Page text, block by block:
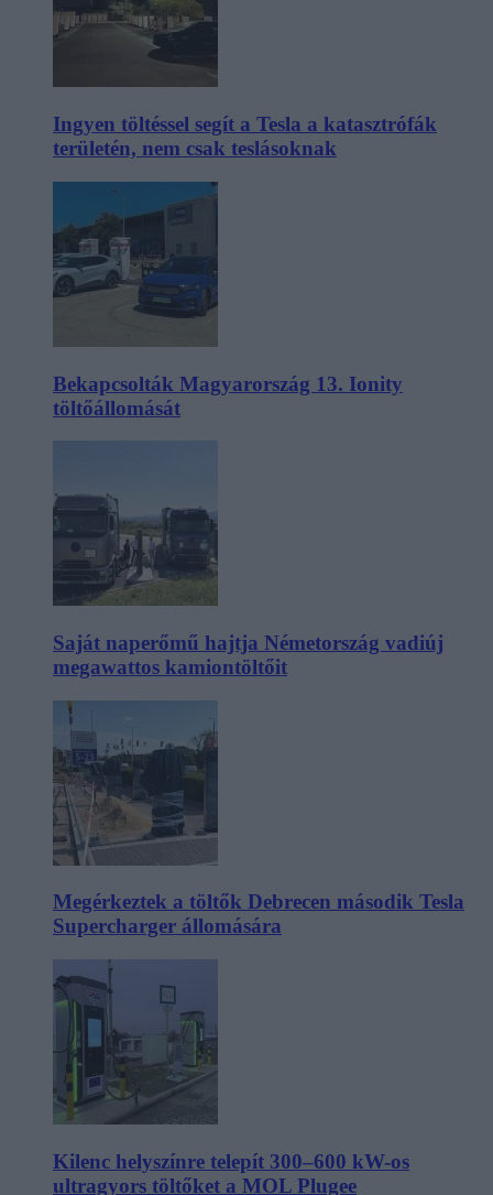
Ingyen töltéssel segít a Tesla a katasztrófák
területén, nem csak teslásoknak
Bekapcsolták Magyarország 13. Ionity
töltőállomását
Saját naperőmű hajtja Németország vadiúj
megawattos kamiontöltőit
Megérkeztek a töltők Debrecen második Tesla
Supercharger állomására
Kilenc helyszínre telepít 300–600 kW-os
ultragyors töltőket a MOL Plugee